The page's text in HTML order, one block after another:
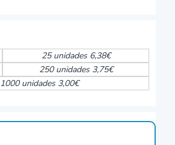
25 unidades 6,38€
250 unidades 3,75€
1000 unidades 3,00€